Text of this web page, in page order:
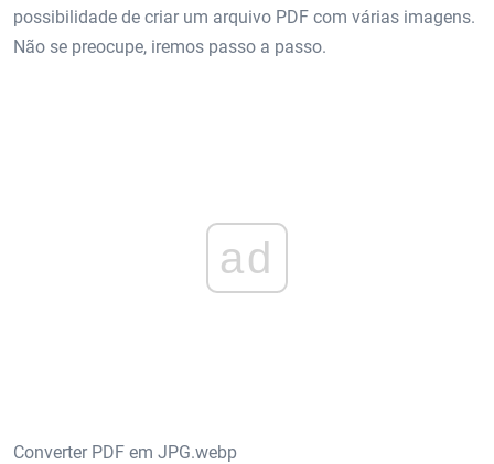
possibilidade de criar um arquivo PDF com várias imagens.
Não se preocupe, iremos passo a passo.
ad
Converter PDF em JPG.webp